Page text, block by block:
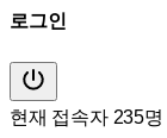
로그인
현재 접속자 235명